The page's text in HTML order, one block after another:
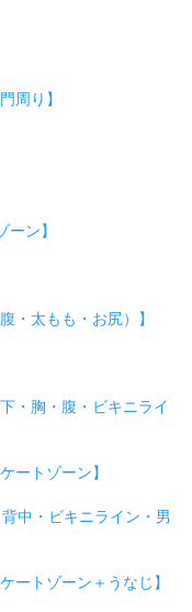
周り】
ン】
・太もも・お尻）】
・胸・腹・ビキニライ
ートゾーン】
中・ビキニライン・男
ートゾーン＋うなじ】